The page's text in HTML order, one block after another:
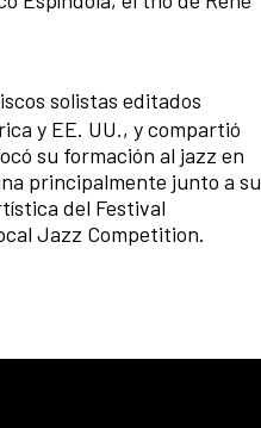
solistas editados
y EE. UU., y compartió
su formación al jazz en
principalmente junto a su
del Festival
Jazz Competition.